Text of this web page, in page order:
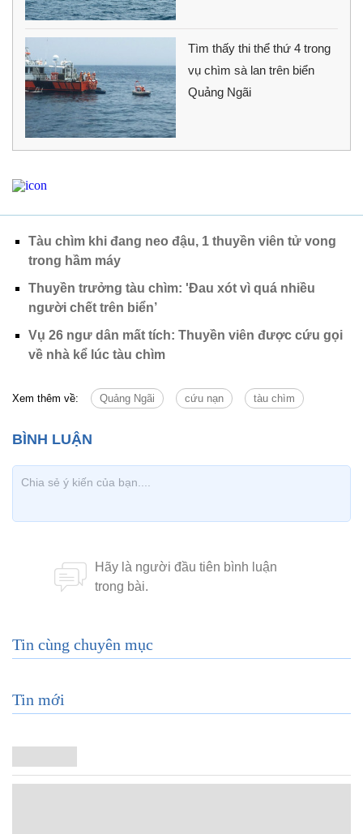
Tìm thấy thi thể thứ 4 trong
vụ chìm sà lan trên biển
Quảng Ngãi
Tàu chìm khi đang neo đậu, 1 thuyền viên tử vong
trong hầm máy
Thuyền trưởng tàu chìm: 'Đau xót vì quá nhiều
người chết trên biển’
Vụ 26 ngư dân mất tích: Thuyền viên được cứu gọi
về nhà kể lúc tàu chìm
Xem thêm về: Quảng Ngãi cứu nạn tàu chìm
Tin cùng chuyên mục
Tin mới